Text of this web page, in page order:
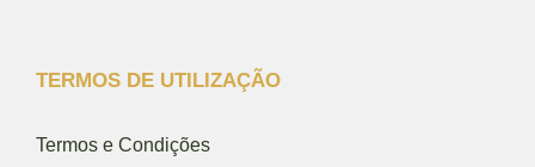
TERMOS DE UTILIZAÇÃO
Termos e Condições